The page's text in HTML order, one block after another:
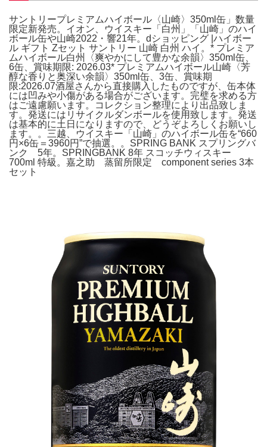
サントリープレミアムハイボール〈山崎〉350ml缶」数量
限定新発売。イオン、ウイスキー「白州」「山崎」のハイ
ボール缶や山崎2022・響21年。dショッピング |ハイボー
ル ギフト Zセット サントリー 山崎 白州 ハイ。* プレミア
ムハイボール白州〈爽やかにして豊かな余韻〉350ml缶、
6缶、賞味期限: 2026.03* プレミアムハイボール山崎〈芳
醇な香りと奥深い余韻〉350ml缶、3缶、賞味期
限:2026.07酒屋さんから直接購入したものですが、缶本体
には凹みや小傷がある場合がございます。完璧を求める方
はご遠慮願います。コレクション整理により出品致しま
す。発送にはリサイクルダンボールを使用致します。発送
は基本的に土日になりますので、どうぞよろしくお願いし
ます。。三越、ウイスキー「山崎」のハイボール缶を“660
円×6缶＝3960円”で抽選。。SPRING BANK スプリングバ
ンク 5年。SPRINGBANK 8年 スコッチウィスキー
700ml 特級。嘉之助 蒸留所限定 component series 3本
セット